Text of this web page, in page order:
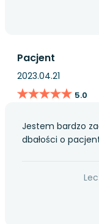
Pacjent
2023.04.21
★★★★★
★★★★★ 5.0
Jestem bardzo
dbałości o